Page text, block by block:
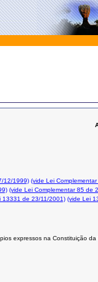
12/1999) (vide Lei
(vide Lei Complementar 85 de
13331 de 23/11/2001) (vide Lei
expressos na Constituição